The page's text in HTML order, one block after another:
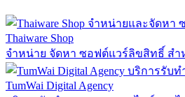
Thaiware Shop
จำหน่าย จัดหา ซอฟต์แวร์ลิขสิทธิ์ สำ
TumWai Digital Agency